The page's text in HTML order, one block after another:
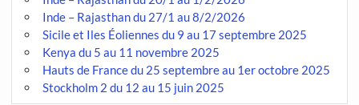
Inde – Rajasthan du 27/1 au 8/2/2026
Sicile et Iles Éoliennes du 9 au 17 septembre 2025
Kenya du 5 au 11 novembre 2025
Hauts de France du 25 septembre au 1er octobre 2025
Stockholm 2 du 12 au 15 juin 2025